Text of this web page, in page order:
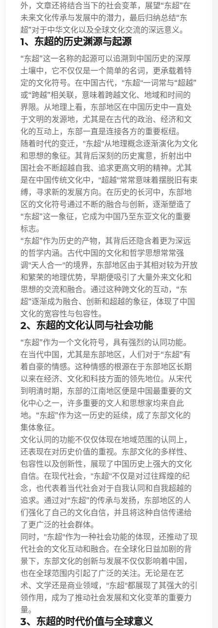
外，文章还将结合当下的社会变革，展望“东超”在
未来文化传承与发展中的潜力，最后归纳总结“东
超”对于中华文化以及全球文化交流的深远意义。
1、东超的历史渊源与起源
“东超”这一名称的起源可以追溯到中国历史的深厚
土壤中，它不仅仅是一个简单的名词，更承载着特
定的文化符号。在中国古代，"东超"一词常与“超越”
或“跨越”相关联，意味着跨越文化、地域和时间的
界限。从地理上看，东部地区在中国历史中一直处
于文明的发源地，尤其是在古代的政治、经济和文
化的互动上，东部一直是连接各方的重要枢纽。
随着时代的变迁，"东超"从地理概念逐渐演化为文化
和思想的象征。其背后深刻的历史寓意，折射出中
国社会不断超越自我、追求更高文明的精神。尤其
是在中国传统文化中，"超越"常常意味着摆脱旧有束
缚，寻求新的发展方向。在历史的长河中，东部地
区的文化符号通过不断的融合与创新，逐渐塑造了
“东超”这一象征，它成为中国乃至东亚文化的重要
标志。
“东超”作为历史的产物，其背后还隐含着更为深远
的哲学内涵。古代中国的文化和哲学思想常常强
调"天人合一"的境界，东部地区由于其相对较为开放
和繁荣的地理优势，早期便吸引了大量外来文化和
思想的交流和融合。通过这种跨文化的互动，“东
超”逐渐成为融合、创新和超越的象征，体现了中国
文化的宽容性与包容性。
2、东超的文化认同与社会功能
“东超”作为一个文化符号，具有强烈的认同功能。
在当代中国，尤其是东部地区，人们对于“东超”有
着自豪的情感。这种情感的根源在于东部地区长期
以来在经济、文化和科技方面的领先地位。从宋代
到明清时期，东部的江南地区便是中国最重要的文
化中心之一，许多重要的文人和思想家均来自此
地。“东超”作为这一历史的延续，成了东部文化的
集体象征。
文化认同的功能不仅仅体现在地域范围的认同上，
还表现在对历史价值的重视。东部文化的多样性、
包容性以及创新性，展现了中国历史上强大的文化
自信。在现代社会，"东超"不仅是对过往辉煌的纪
念，也代表着当代社会对于自我认同和自我超越的
追求。通过对“东超”的传承与发扬，东部地区的人
们强化了自己的文化自信，并且将这种自信传递给
了更广泛的社会群体。
同时，"东超"作为一种社会功能的体现，还推动了现
代社会的文化互动和融合。在全球化日益加剧的背
景下，东部文化的创新与发展不仅仅影响着中国，
也在全球范围内引起了广泛的关注。无论是在艺
术、文学还是商业领域，"东超"都展现了其强大的引
领作用，成为了推动社会发展和文化变革的重要力
量。
3、东超的时代价值与全球意义